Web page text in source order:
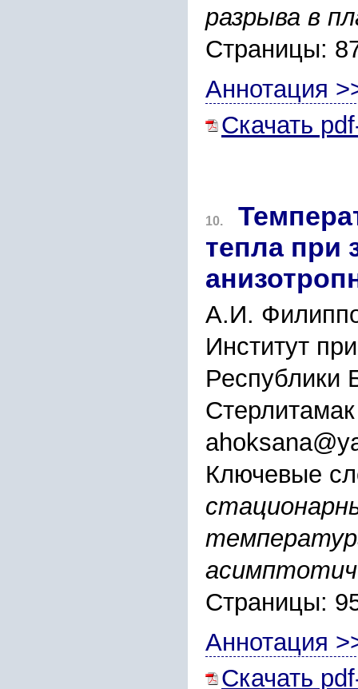
разрыва в
Страницы:
Аннотация
Скачать
10.
тепла при
А.И.
Институт
Республики
Стерлитамак
Ключевые
Страницы:
Аннотация
Скачать